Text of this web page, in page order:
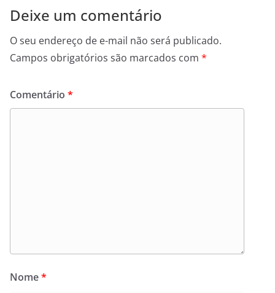
Deixe um comentário
O seu endereço de e-mail não será publicado.
Campos obrigatórios são marcados com *
Comentário *
Nome*